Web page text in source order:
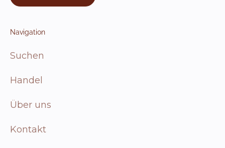
Navigation
Suchen
Handel
Über uns
Kontakt